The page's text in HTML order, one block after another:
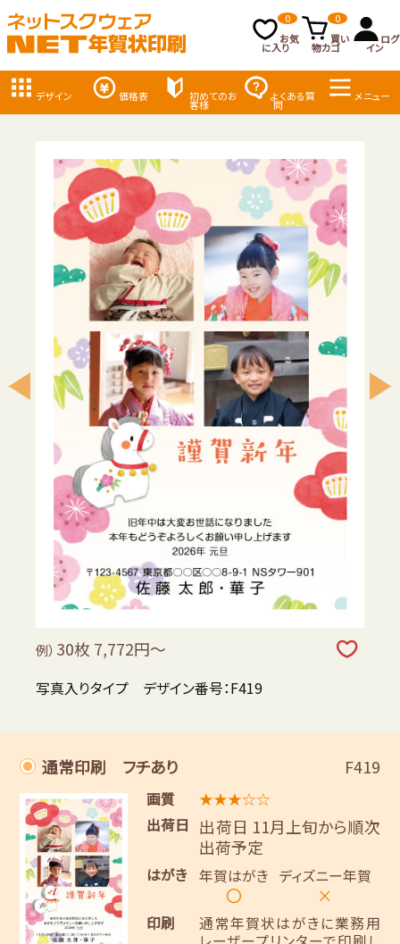
お気
に入り
0
買い
物カゴ
0
ログ
イン
デザイン 価格表 初めてのお
客様
よくある質
問
メニュー
例） 30枚 7,772円～
写真入りタイプ デザイン番号：F419
通常印刷 フチあり F419
画質
★★★☆☆
出荷日
出荷日 11月上旬から順次
出荷予定
はがき 年賀はがき
〇
ディズニー年賀
×
印刷
通常年賀状はがきに業務用